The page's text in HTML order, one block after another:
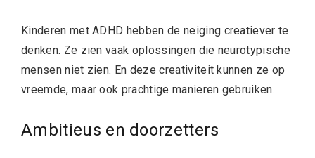
Kinderen met ADHD hebben de neiging creatiever te
denken. Ze zien vaak oplossingen die neurotypische
mensen niet zien. En deze creativiteit kunnen ze op
vreemde, maar ook prachtige manieren gebruiken.
Ambitieus en doorzetters